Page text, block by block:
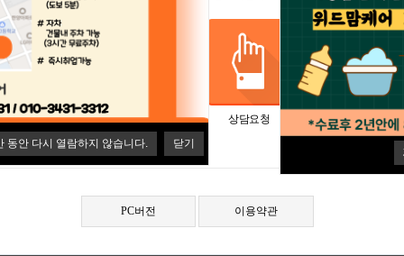
동안 다시 열람하지 않습니다. 닫기
이용후기 지사안내 상담요청 온라인예약
PC버전 이용약관